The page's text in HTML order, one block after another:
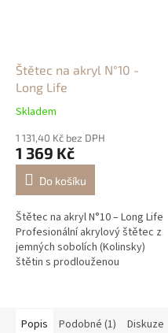
Štětec na akryl N°10 -
Long Life
Skladem
1 131,40 Kč bez DPH
1 369 Kč
Do košíku
Štětec na akryl N°10 – Long Life
Profesionální akrylový štětec z
jemných sobolích (Kolinsky)
štětin s prodlouženou
Popis Podobné (1) Diskuze